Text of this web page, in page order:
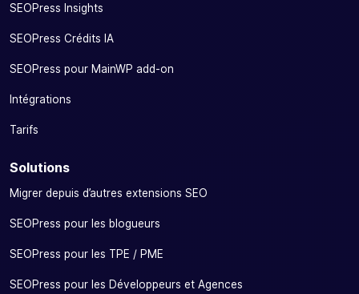
SEOPress Insights
SEOPress Crédits IA
SEOPress pour MainWP add-on
Intégrations
Tarifs
Solutions
Migrer depuis d’autres extensions SEO
SEOPress pour les blogueurs
SEOPress pour les TPE / PME
SEOPress pour les Développeurs et Agences